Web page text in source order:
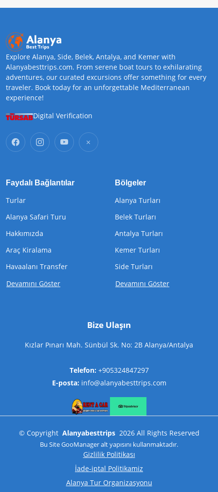
Explore Alanya, Side, Belek, Antalya, and Kemer with
Alanyabesttrips.com. From serene boat tours to exhilarating
adventures, our curated excursions offer something for every
traveler. Book today for an unforgettable Mediterranean
experience!
Digital Verification
Faydalı Bağlantılar
Turlar
Alanya Safari Turu
Hakkımızda
Araç Kiralama
Havaalanı Transfer
Devamını Göster
Bölgeler
Alanya Turları
Belek Turları
Antalya Turları
Kemer Turları
Side Turları
Devamını Göster
Bize Ulaşın
Kızlar Pınarı Mah. Sünbül Sk. No: 2B Alanya/Antalya
Telefon: +905324847297
E-posta: info@alanyabesttrips.com
© Copyright Alanyabesttrips 2026 All Rights Reserved
Bu SiteGooManageralt yapısını kullanmaktadır.
Gizlilik Politikası
İade-iptal Politikamiz
Alanya Tur Organizasyonu